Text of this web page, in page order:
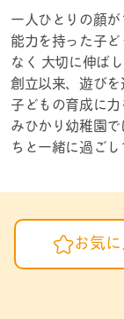
一人ひとりの顔
能力を持った子
なく 大切に伸ば
創立以来、遊び
子どもの育成に
みひかり幼稚園
ちと一緒に過ごし
お気に